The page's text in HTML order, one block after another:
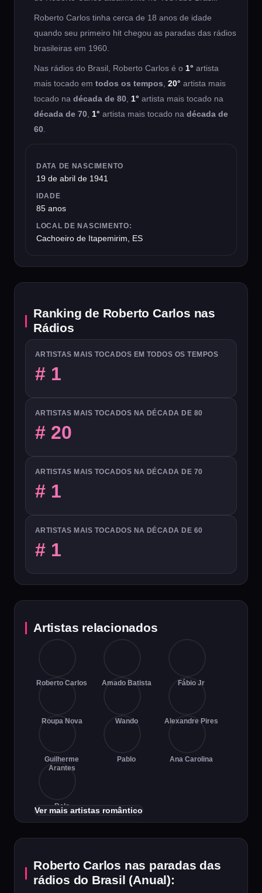
Roberto Carlos nas paradas das
rádios do Brasil (Anual):
Artistas relacionados
Roberto Carlos Amado Batista Fábio Jr
Roupa Nova Wando Alexandre Pires
Guilherme
Arantes
Pablo Ana Carolina
Belo
Ver mais artistas romântico
Roberto Carlos tinha cerca de 18 anos de idade
quando seu primeiro hit chegou as paradas das rádios
brasileiras em 1960.
Nas rádios do Brasil, Roberto Carlos é o 1° artista
mais tocado em todos os tempos 20° artista mais
tocado na década de 80 1° artista mais tocado na
década de 70 1° artista mais tocado na década de
60
DATA DE NASCIMENTO
19 de abril de 1941
IDADE
85 anos
LOCAL DE NASCIMENTO:
Cachoeiro de Itapemirim, ES
Ranking de Roberto Carlos nas
Rádios
ARTISTAS MAIS TOCADOS EM TODOS OS TEMPOS
# 1
ARTISTAS MAIS TOCADOS NA DÉCADA DE 80
# 20
ARTISTAS MAIS TOCADOS NA DÉCADA DE 70
# 1
ARTISTAS MAIS TOCADOS NA DÉCADA DE 60
# 1